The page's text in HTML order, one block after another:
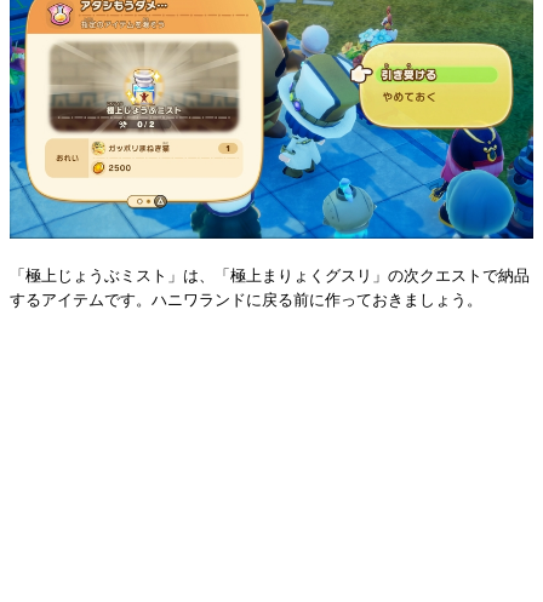
「極上じょうぶミスト」は、「極上まりょくグスリ」の次クエストで納品
するアイテムです。ハニワランドに戻る前に作っておきましょう。